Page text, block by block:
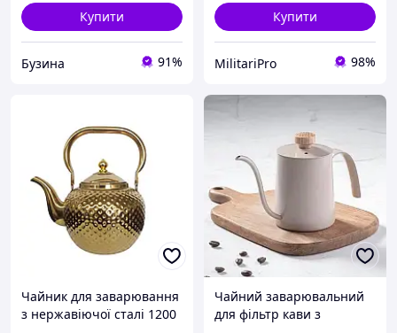
Купити
Бузина 91%
Купити
MilitariPro 98%
Чайник для заварювання
з нержавіючої сталі 1200
Чайний заварювальний
для фільтр кави з